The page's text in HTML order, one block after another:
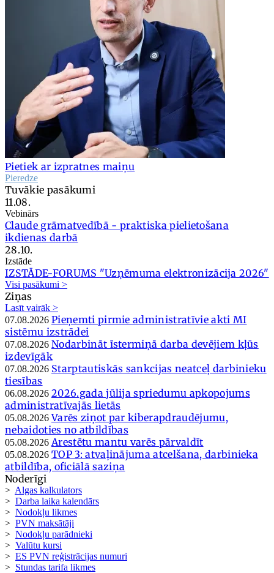
Pietiek ar izpratnes maiņu
Pieredze
Tuvākie pasākumi
11.08.
Vebinārs
Claude grāmatvedībā - praktiska pielietošana
ikdienas darbā
28.10.
Izstāde
IZSTĀDE-FORUMS "Uzņēmuma elektronizācija 2026"
Visi pasākumi >
Ziņas
Lasīt vairāk >
07.08.2026 Pieņemti pirmie administratīvie akti MI
sistēmu izstrādei
07.08.2026 Nodarbināt īstermiņā darba devējiem kļūs
izdevīgāk
07.08.2026 Starptautiskās sankcijas neatceļ darbinieku
tiesības
06.08.2026 2026.gada jūlija spriedumu apkopojums
administratīvajās lietās
05.08.2026 Varēs ziņot par kiberapdraudējumu,
nebaidoties no atbildības
05.08.2026 Arestētu mantu varēs pārvaldīt
05.08.2026 TOP 3: atvaļinājuma atcelšana, darbinieka
atbildība, oficiālā saziņa
Noderīgi
> Algas kalkulators
> Darba laika kalendārs
> Nodokļu likmes
> PVN maksātāji
> Nodokļu parādnieki
> Valūtu kursi
> ES PVN reģistrācijas numuri
> Stundas tarifa likmes